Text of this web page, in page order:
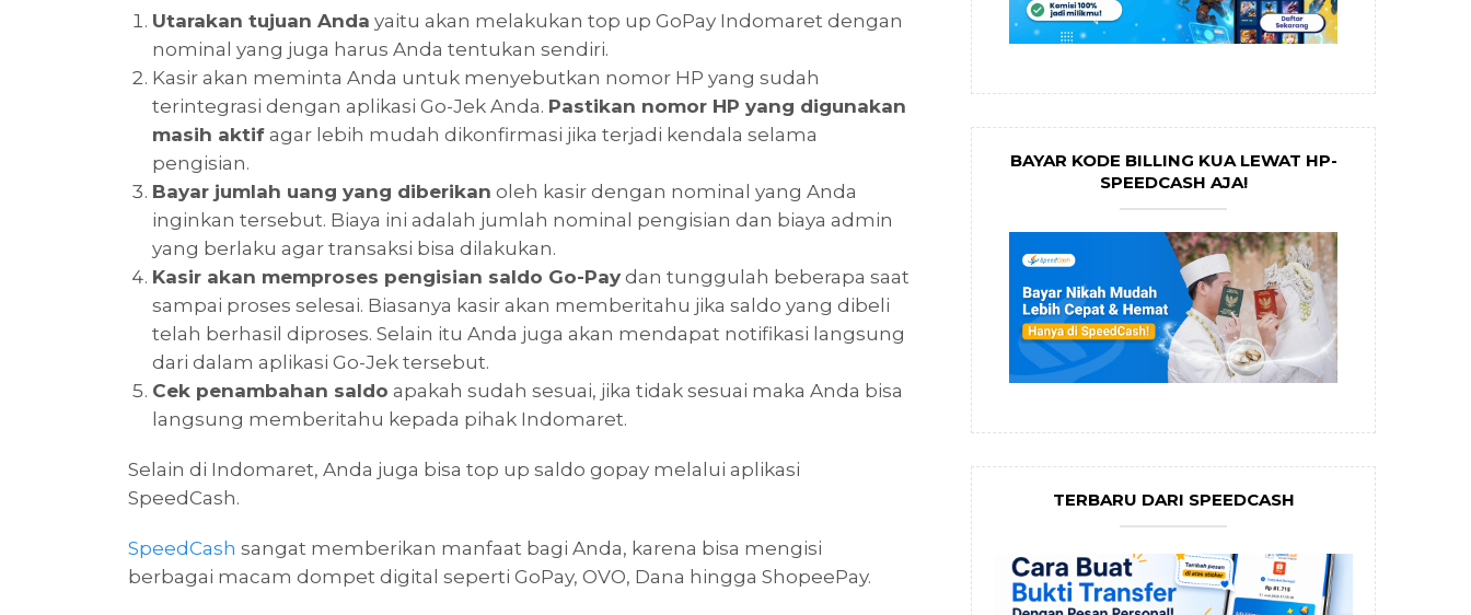
Utarakan tujuan Anda yaitu akan melakukan top up GoPay Indomaret dengan
nominal yang juga harus Anda tentukan sendiri.
Kasir akan meminta Anda untuk menyebutkan nomor HP yang sudah
terintegrasi dengan aplikasi Go-Jek Anda. Pastikan nomor HP yang digunakan
masih aktif agar lebih mudah dikonfirmasi jika terjadi kendala selama
pengisian.
Bayar jumlah uang yang diberikan oleh kasir dengan nominal yang Anda
inginkan tersebut. Biaya ini adalah jumlah nominal pengisian dan biaya admin
yang berlaku agar transaksi bisa dilakukan.
Kasir akan memproses pengisian saldo Go-Pay dan tunggulah beberapa saat
sampai proses selesai. Biasanya kasir akan memberitahu jika saldo yang dibeli
telah berhasil diproses. Selain itu Anda juga akan mendapat notifikasi langsung
dari dalam aplikasi Go-Jek tersebut.
Cek penambahan saldo apakah sudah sesuai, jika tidak sesuai maka Anda bisa
langsung memberitahu kepada pihak Indomaret.
Selain di Indomaret, Anda juga bisa top up saldo gopay melalui aplikasi
SpeedCash.
SpeedCash sangat memberikan manfaat bagi Anda, karena bisa mengisi
berbagai macam dompet digital seperti GoPay, OVO, Dana hingga ShopeePay.
BAYAR KODE BILLING KUA LEWAT HP-
SPEEDCASH AJA!
TERBARU DARI SPEEDCASH